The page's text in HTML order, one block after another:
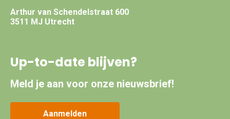
Arthur van Schendelstraat 600
3511 MJ Utrecht
Up-to-date blijven?
Meld je aan voor onze nieuwsbrief!
Aanmelden